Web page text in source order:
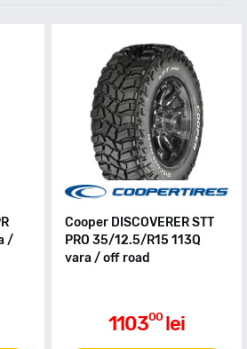
/
Cooper DISCOVERER STT
PRO 35/12.5/R15 113Q
vara / off road
110300 lei